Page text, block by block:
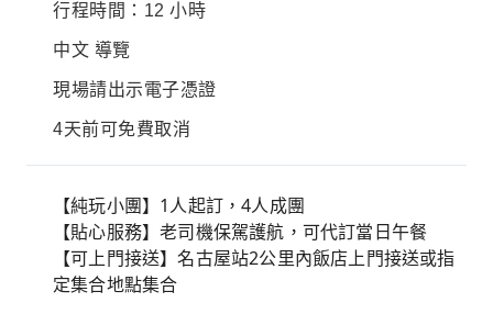
行程時間：12 小時
中文 導覽
現場請出示電子憑證
4天前可免費取消
【純玩小團】1人起訂，4人成團
【貼心服務】老司機保駕護航，可代訂當日午餐
【可上門接送】名古屋站2公里內飯店上門接送或指
定集合地點集合